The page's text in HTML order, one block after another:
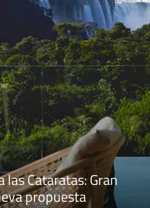
las Cataratas: Gran
propuesta